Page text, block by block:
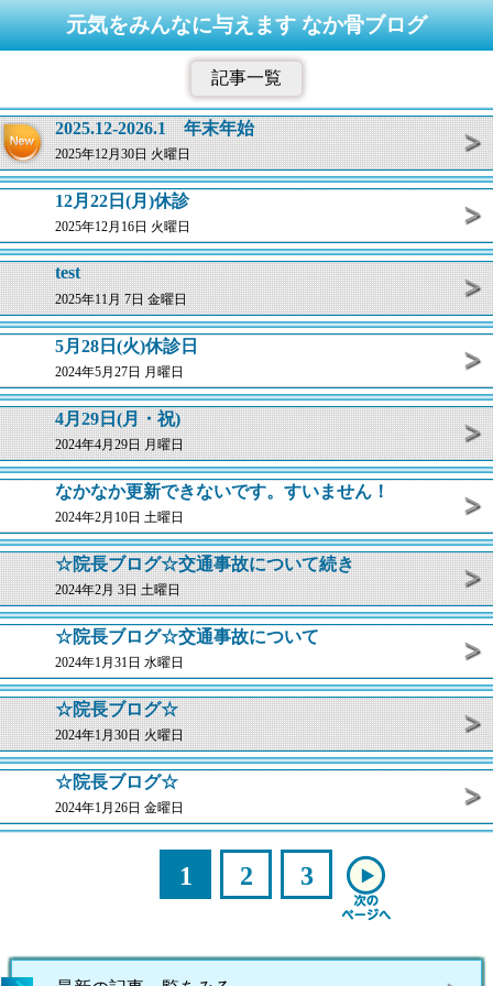
元気をみんなに与えます なか骨ブログ
記事一覧
2025.12-2026.1 年末年始
2025年12月30日 火曜日
12月22日(月)休診
2025年12月16日 火曜日
test
2025年11月 7日 金曜日
5月28日(火)休診日
2024年5月27日 月曜日
4月29日(月・祝)
2024年4月29日 月曜日
なかなか更新できないです。すいません！
2024年2月10日 土曜日
☆院長ブログ☆交通事故について続き
2024年2月 3日 土曜日
☆院長ブログ☆交通事故について
2024年1月31日 水曜日
☆院長ブログ☆
2024年1月30日 火曜日
☆院長ブログ☆
2024年1月26日 金曜日
1 2 3